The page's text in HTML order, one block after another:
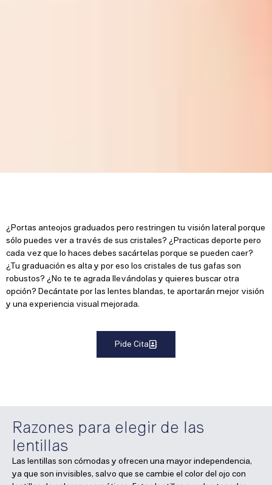
¿Portas anteojos graduados pero restringen tu visión lateral porque
sólo puedes ver a través de sus cristales? ¿Practicas deporte pero
cada vez que lo haces debes sacártelas porque se pueden caer?
¿Tu graduación es alta y por eso los cristales de tus gafas son
robustos? ¿No te te agrada llevándolas y quieres buscar otra
opción? Decántate por las lentes blandas, te aportarán mejor visión
y una experiencia visual mejorada.
Pide Cita
Razones para elegir de las
lentillas
Las lentillas son cómodas y ofrecen una mayor independencia,
ya que son invisibles, salvo que se cambie el color del ojo con